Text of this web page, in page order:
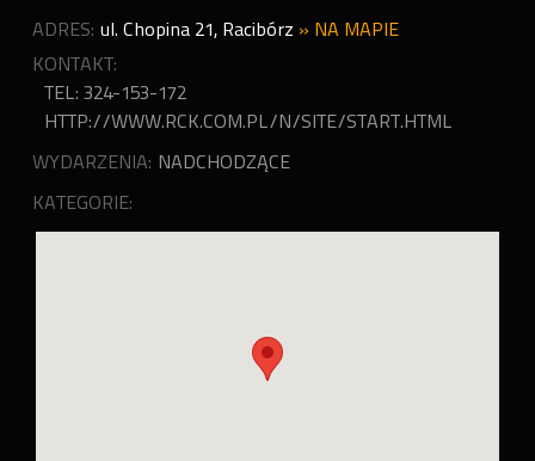
ADRES: ul. Chopina 21, Racibórz » NA MAPIE
KONTAKT:
TEL: 324-153-172
HTTP://WWW.RCK.COM.PL/N/SITE/START.HTML
WYDARZENIA: NADCHODZĄCE
KATEGORIE: